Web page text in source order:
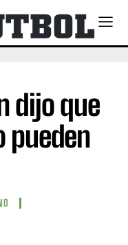
dijo que
pueden